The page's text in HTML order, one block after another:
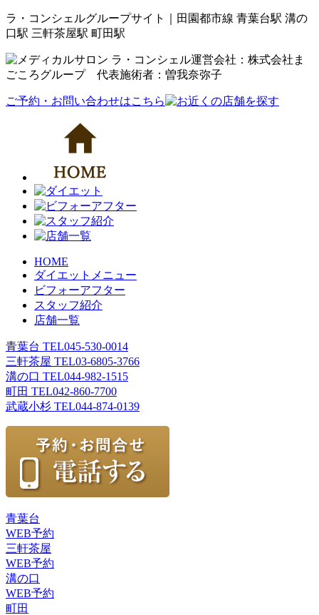
ラ・コンシェルグループサイト｜田園都市線 青葉台駅 溝の
口駅 三軒茶屋駅 町田駅
運営会社：株式会社ま
ごころグループ 代表施術者：曽我奈弥子
ご予約・お問い合わせはこちら
HOME
ダイエットメニュー
ビフォーアフター
スタッフ紹介
店舗一覧
青葉台 TEL045-530-0014
三軒茶屋 TEL03-6805-3766
溝の口 TEL044-982-1515
町田 TEL042-860-7700
武蔵小杉 TEL044-874-0139
青葉台
WEB予約
三軒茶屋
WEB予約
溝の口
WEB予約
町田